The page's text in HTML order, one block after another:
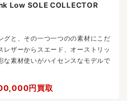
Low SOLE COLLECTOR
グと、その一つ一つのの素材にこだ
レザーからスエード、オーストリッ
な素材使いがハイセンスなモデルで
円買取